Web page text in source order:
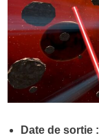
Date de sortie :